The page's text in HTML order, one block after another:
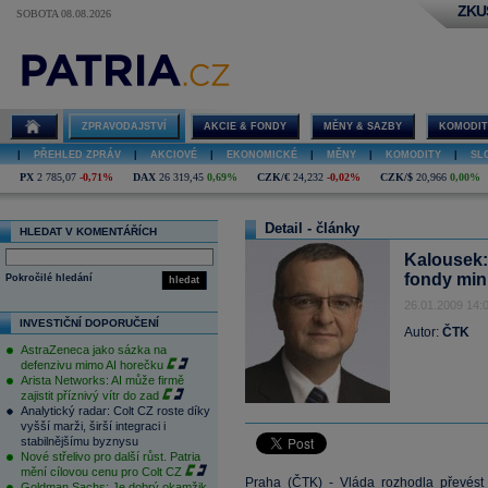
SOBOTA 08.08.2026
ZPRAVODAJSTVÍ AKCIE & FONDY MĚNY & SAZBY
PŘEHLED ZPRÁV AKCIOVÉ EKONOMICKÉ MĚNY KOMODITY
PX 2 785,07 -0,71% DAX 26 319,45 0,69% CZK/€ 24,232 -0,02% CZK/$ 20,966 0,00%
HLEDAT V KOMENTÁŘÍCH
hledat
Pokročilé hledání
INVESTIČNÍ DOPORUČENÍ
AstraZeneca jako sázka na
defenzivu mimo AI horečku
Arista Networks: AI může firmě
zajistit příznivý vítr do zad
Analytický radar: Colt CZ roste díky
vyšší marži, širší integraci i
stabilnějšímu byznysu
Nové střelivo pro další růst. Patria
mění cílovou cenu pro Colt CZ
Detail - články
fondy
26.01.2009
Autor: ČTK
Praha (ČTK) - Vláda rozhodla